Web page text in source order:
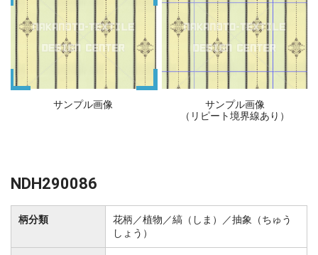
サンプル画像
サンプル画像
（リピート境界線あり）
NDH290086
柄分類
花柄／植物／縞（しま）／抽象（ちゅう
しょう）